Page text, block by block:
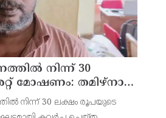
നിന്ന് 30
മോഷണം: തമിഴ്‌നാട്
നിന്ന് 30 ലക്ഷം രൂപയുടെ